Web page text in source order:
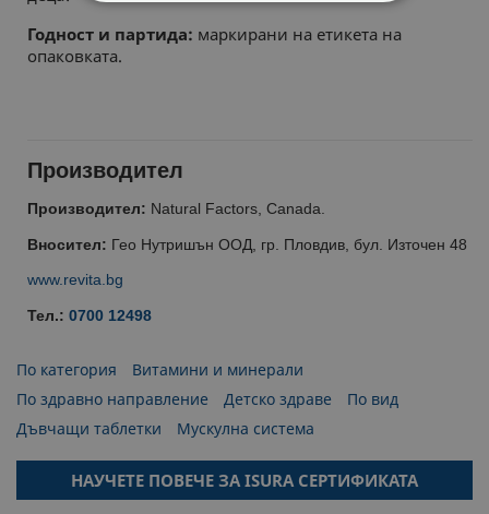
Годност и партида: маркирани на етикета на
опаковката.
Производител
Производител: Natural Factors, Canada.
Вносител: Гео Нутришън ООД, гр. Пловдив, бул. Източен 48
www.revita.bg
Тел.: 0700 12498
По категория
Витамини и минерали
По здравно направление
Детско здраве
По вид
Дъвчащи таблетки
Мускулна система
НАУЧЕТЕ ПОВЕЧЕ ЗА ISURA СЕРТИФИКАТА
СТРОГО НЕОБХОДИМИ
ФУНКЦИОНАЛНИ
НЕКЛАСИФИЦИРАНИ